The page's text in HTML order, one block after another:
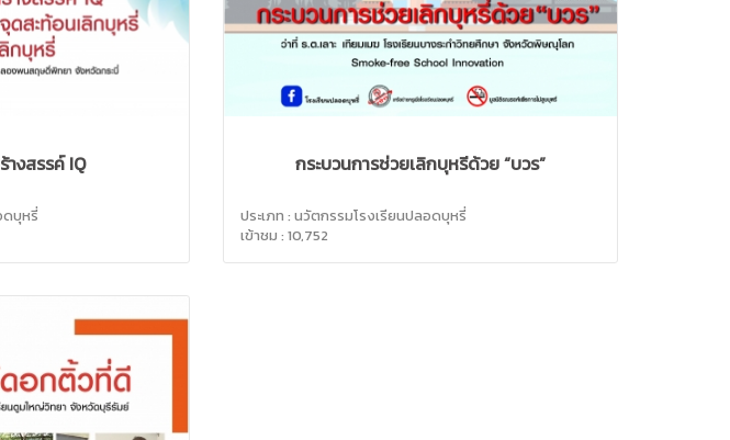
งสรรค์ IQ
ดบุหรี่
กระบวนการช่วยเลิกบุหรี่ด้วย “บวร”
ประเภท : นวัตกรรมโรงเรียนปลอดบุหรี่
เข้าชม : 10,752